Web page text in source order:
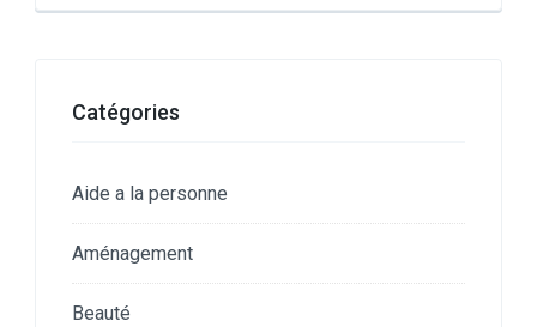
Catégories
Aide a la personne
Aménagement
Beauté